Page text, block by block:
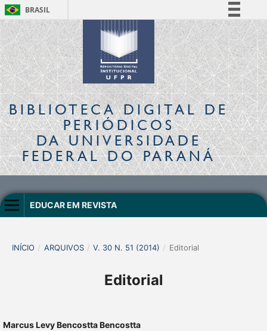
BRASIL
Simplifique!
Comunica BR
Participe
Acesso à informação
Legislação
Canais
BIBLIOTECA DIGITALDE
PERIÓDICOS
DA UNIVERSIDADE
FEDERAL DO PARANÁ
EDUCAR EM REVISTA
INÍCIO / ARQUIVOS / V. 30 N. 51 (2014) / Editorial
Editorial
Marcus Levy Bencostta Bencostta